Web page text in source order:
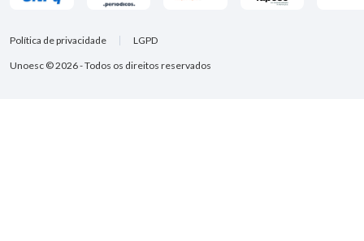
Unoesc © 2026 - Todos os direitos reservados
Política de privacidade LGPD